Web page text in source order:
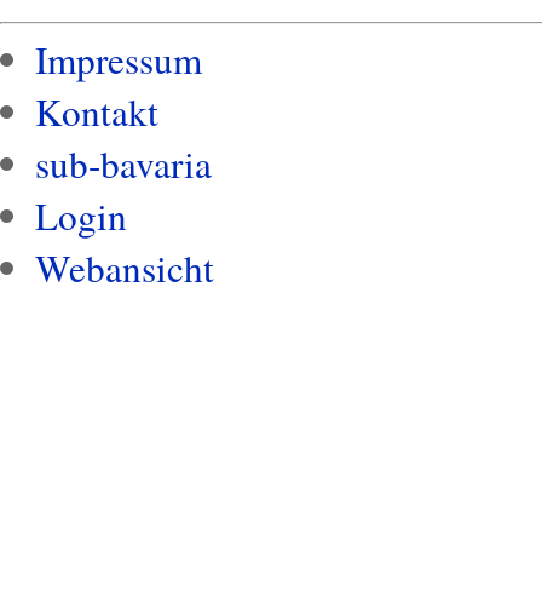
Impressum
Kontakt
sub-bavaria
Login
Webansicht